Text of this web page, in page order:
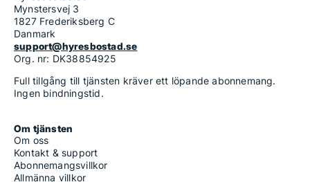
Mynstersvej 3
1827 Frederiksberg C
Danmark
support@hyresbostad.se
Org. nr: DK38854925
Full tillgång till tjänsten kräver ett löpande abonnemang.
Ingen bindningstid.
Om tjänsten
Om oss
Kontakt & support
Abonnemangsvillkor
Allmänna villkor